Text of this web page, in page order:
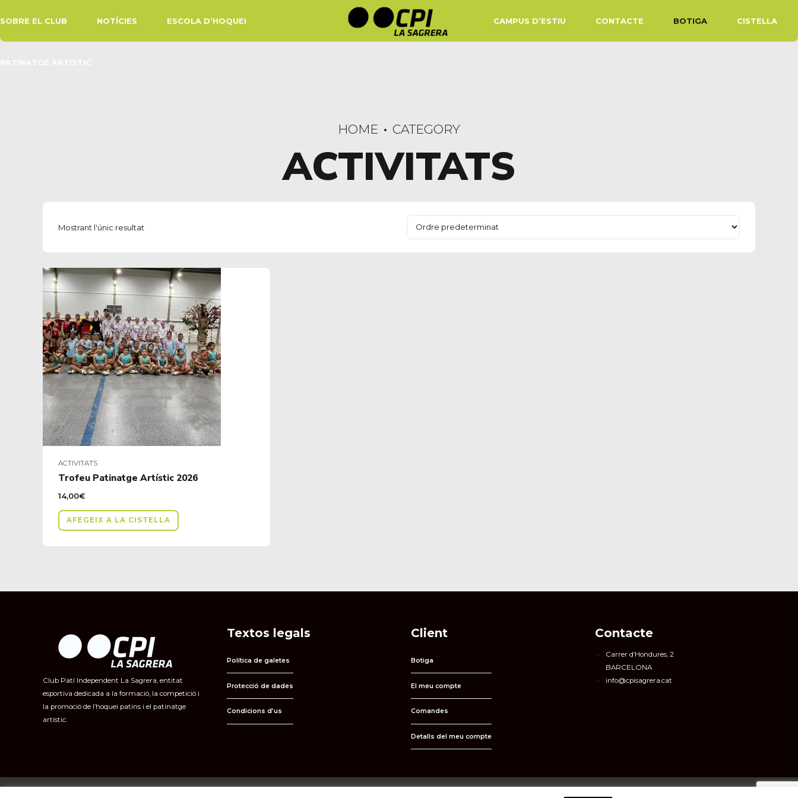
SOBRE EL CLUB NOTÍCIES ESCOLA D’HOQUEI CAMPUS D’ESTIU CONTACTE BOTIGA CISTELLA
HOME CATEGORY
ACTIVITATS
Mostrant l'únic resultat
ACTIVITATS
Trofeu Patinatge Artístic 2026
14,00€
AFEGEIX A LA CISTELLA
Club Patí Independent La Sagrera, entitat
esportiva dedicada a la formació, la competició i
la promoció de l’hoquei patins i el patinatge
artístic.
Textos legals
Política de galetes
Protecció de dades
Condicions d’us
Client
Botiga
El meu compte
Comandes
Detalls del meu compte
Contacte
Carrer d’Hondures, 2
BARCELONA
info@cpisagrera.cat